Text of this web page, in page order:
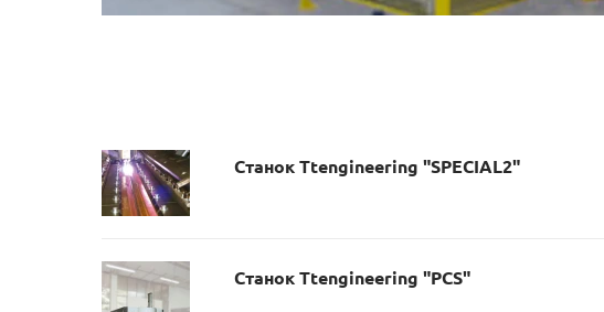
Станок Ttengineering "SPECIAL2"
Станок Ttengineering "PCS"